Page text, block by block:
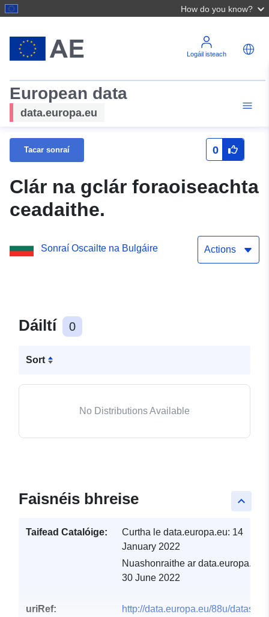
How do you know?
Logáil isteach
European data
data.europa.eu
Tacar sonraí 0
Clár na gclár foraoiseachta
ceadaithe.
Sonraí Oscailte na Bulgáire Actions
Dáiltí 0
Sort
No Distributions Available
keyboard_arrow_up
Faisnéis bhreise
Taifead Catalóige: Curtha le data.europa.eu: 14
January 2022
Nuashonraithe ar data.europa.eu:
30 June 2022
uriRef: http://data.europa.eu/88u/dataset/